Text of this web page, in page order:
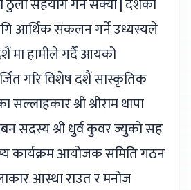
आर्थिक संकलन गर्ने उध्यस्यले
मा हामीले गर्दै आयको
गरि विशेष दशैं सास्कृतिक
सल्लाहकार श्री श्रीराम थापा
सदस्य श्री धुर्व कुवर ज्युको सह
कार्यक्रम आयोजक समिति गठन
आस्था राउत र मनोज